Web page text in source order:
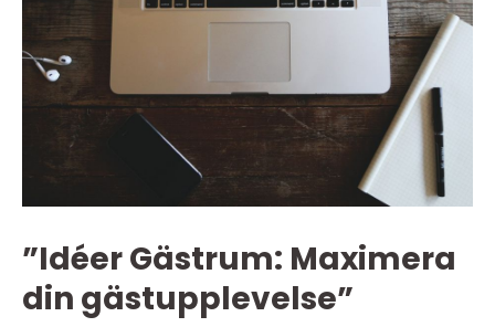
”Idéer Gästrum: Maximera
din gästupplevelse”